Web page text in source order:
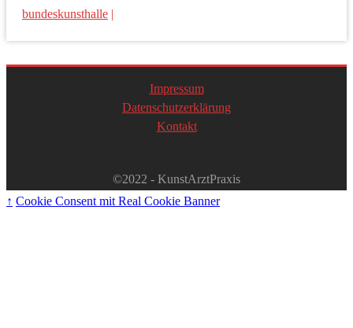
bundeskunsthalle |
Impressum
Datenschutzerklärung
Kontakt
©2022 - KunstArztPraxis
↑ Cookie Consent mit Real Cookie Banner